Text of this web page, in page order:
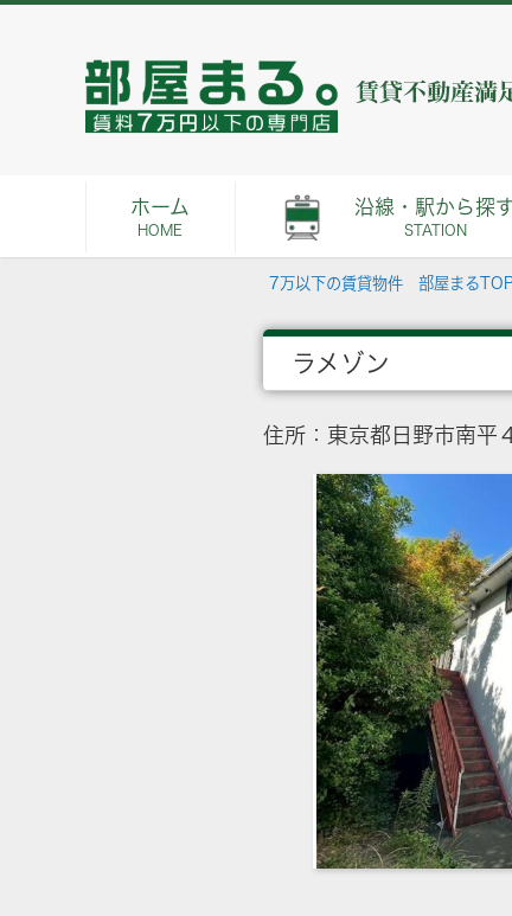
ホーム
HOME
沿線・駅から探
STATION
7万以下の賃貸物件 部屋まる
ラメゾン
住所：東京都日野市南平